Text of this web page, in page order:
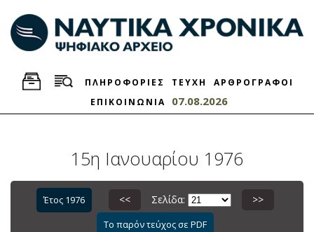
ΠΛΗΡΟΦΟΡΙΕΣ ΤΕΥΧΗ
ΑΡΘΡΟΓΡΑΦΟΙ
ΕΠΙΚΟΙΝΩΝΙΑ
07.08.2026
15η Ιανουαρίου 1976
Έτος 1976 << Σελίδα: >>
Το παρόν τεύχος σε PDF